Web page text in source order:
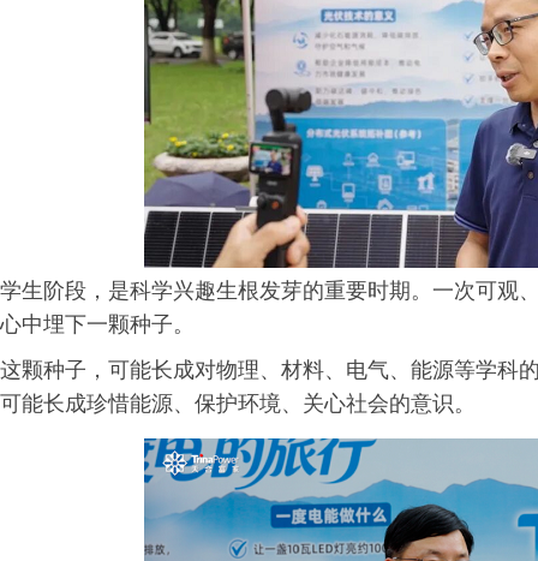
学生阶段，是科学兴趣生根发芽的重要时期。一次可观
心中埋下一颗种子。
这颗种子，可能长成对物理、材料、电气、能源等学科
可能长成珍惜能源、保护环境、关心社会的意识。